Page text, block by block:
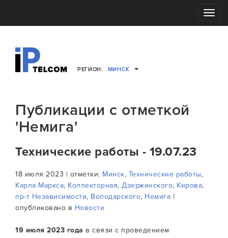
Toggle
РЕГИОН: МИНСК
Публикации с отметкой
'Немига'
Технические работы - 19.07.23
18 июля 2023 | отметки: Минск, Технические работы,
Карла Маркса, Коллекторная, Дзержинского, Кирова,
пр-т Независимости, Володарского, Немига |
опубликовано в Новости
19 июля 2023 года в связи с проведением